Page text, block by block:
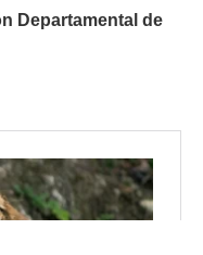
Departamental de